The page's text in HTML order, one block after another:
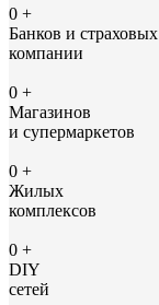
0 +
Банков и страховых
компании
0 +
Магазинов
и супермаркетов
0 +
Жилых
комплексов
0 +
DIY
сетей